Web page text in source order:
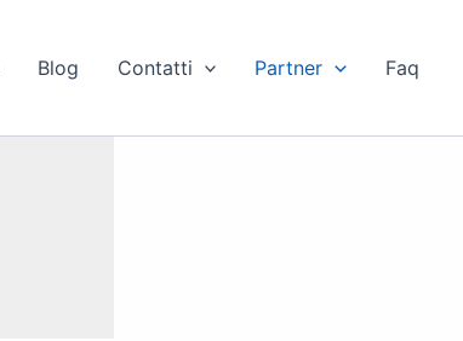
Blog Contatti Partner Faq